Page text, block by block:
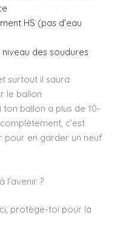
HS (pas d’eau
des soudures
surtout il saura
le ballon
ballon a plus de 10-
c’est
pour en garder un neuf
l’avenir ?
protège-toi pour la